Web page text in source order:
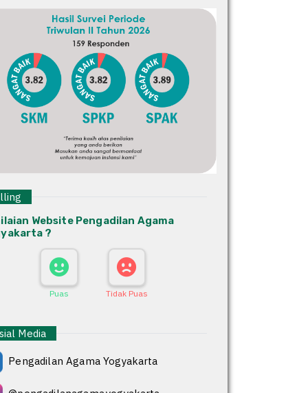
Website Pengadilan Agama
?
Puas Tidak Puas
Media
Pengadilan Agama Yogyakarta